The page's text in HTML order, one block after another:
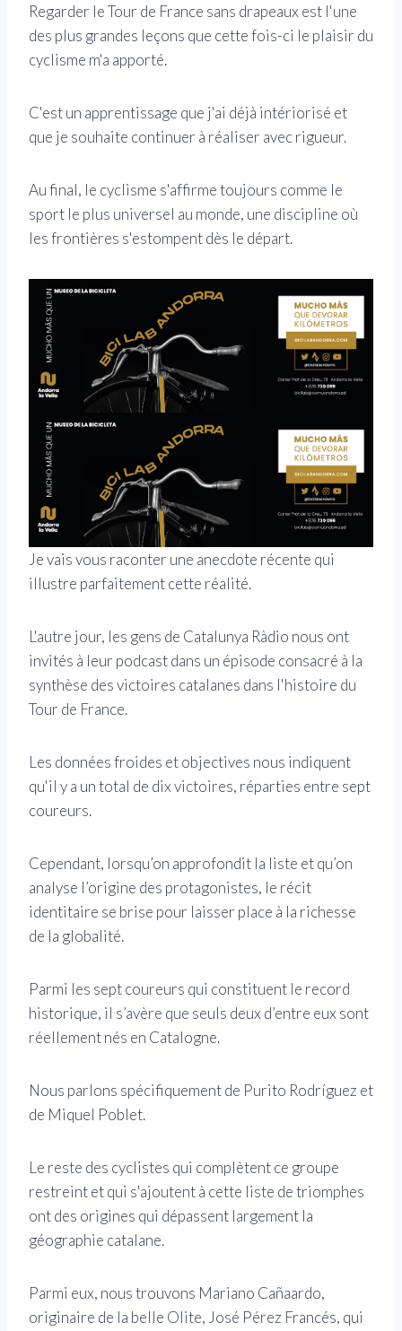
Regarder le Tour de France sans drapeaux est l'une
des plus grandes leçons que cette fois-ci le plaisir du
cyclisme m'a apporté.
C'est un apprentissage que j'ai déjà intériorisé et
que je souhaite continuer à réaliser avec rigueur.
Au final, le cyclisme s'affirme toujours comme le
sport le plus universel au monde, une discipline où
les frontières s'estompent dès le départ.
Je vais vous raconter une anecdote récente qui
illustre parfaitement cette réalité.
L'autre jour, les gens de Catalunya Ràdio nous ont
invités à leur podcast dans un épisode consacré à la
synthèse des victoires catalanes dans l'histoire du
Tour de France.
Les données froides et objectives nous indiquent
qu'il y a un total de dix victoires, réparties entre sept
coureurs.
Cependant, lorsqu’on approfondit la liste et qu’on
analyse l’origine des protagonistes, le récit
identitaire se brise pour laisser place à la richesse
de la globalité.
Parmi les sept coureurs qui constituent le record
historique, il s’avère que seuls deux d’entre eux sont
réellement nés en Catalogne.
Nous parlons spécifiquement de Purito Rodríguez et
de Miquel Poblet.
Le reste des cyclistes qui complètent ce groupe
restreint et qui s'ajoutent à cette liste de triomphes
ont des origines qui dépassent largement la
géographie catalane.
Parmi eux, nous trouvons Mariano Cañaardo,
originaire de la belle Olite, José Pérez Francés, qui